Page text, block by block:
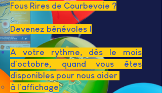
Fous Rires de Courbevoie ?
Devenez bénévoles !
A votre rythme, dès le mois
d'octobre, quand vous êtes
disponibles pour nous aider
à l'affichage